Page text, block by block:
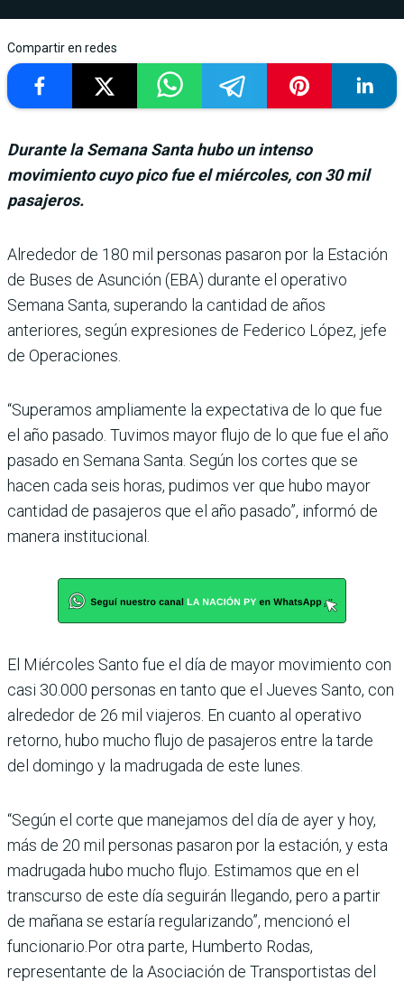
Compartir en redes
Durante la Semana Santa hubo un intenso
movimiento cuyo pico fue el miércoles, con 30 mil
pasajeros.
Alrededor de 180 mil personas pasa­ron por la Esta­ción
de Buses de Asunción (EBA) durante el operativo
Semana Santa, superando la cantidad de años
anteriores, según expresiones de Fede­rico López, jefe
de Operacio­nes.
“Superamos ampliamente la expectativa de lo que fue
el año pasado. Tuvimos mayor flujo de lo que fue el año
pasado en Semana Santa. Según los cortes que se
hacen cada seis horas, pudimos ver que hubo mayor
cantidad de pasajeros que el año pasado”, informó de
manera institu­cional.
El Miércoles Santo fue el día de mayor movimiento con
casi 30.000 personas en tanto que el Jueves Santo, con
alre­dedor de 26 mil viajeros. En cuanto al operativo
retorno, hubo mucho flujo de pasaje­ros entre la tarde
del domingo y la madrugada de este lunes.
“Según el corte que mane­jamos del día de ayer y hoy,
más de 20 mil personas pasa­ron por la estación, y esta
madrugada hubo mucho flujo. Estimamos que en el
transcurso de este día segui­rán llegando, pero a partir
de mañana se estaría regulari­zando”, mencionó el
funcio­nario.Por otra parte, Hum­berto Rodas,
representante de la Asociación de Transpor­tistas del